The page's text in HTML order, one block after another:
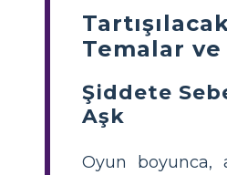
Temalar
Şiddete
Aşk
Oyun boyunca,